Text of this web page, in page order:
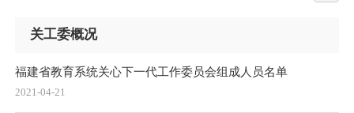
关工委概况
福建省教育系统关心下一代工作委员会组成人员名单
2021-04-21